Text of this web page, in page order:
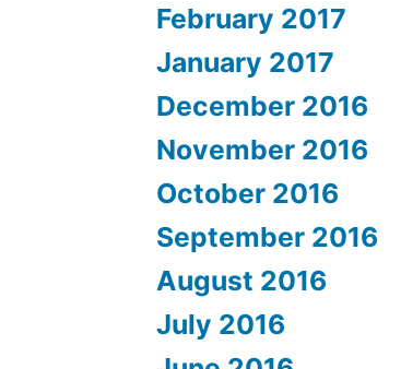
February 2017
January 2017
December 2016
November 2016
October 2016
September 2016
August 2016
July 2016